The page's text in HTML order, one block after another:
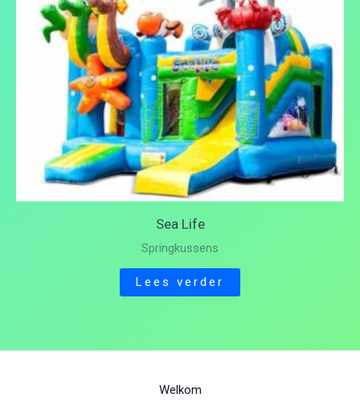
Sea Life
Springkussens
Lees verder
Welkom